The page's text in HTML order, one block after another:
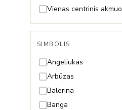
Rope (Virvutė)
Singapore
Vienas centrinis akmuo
SIMBOLIS
Angeliukas
Arbūzas
Balerina
Banga